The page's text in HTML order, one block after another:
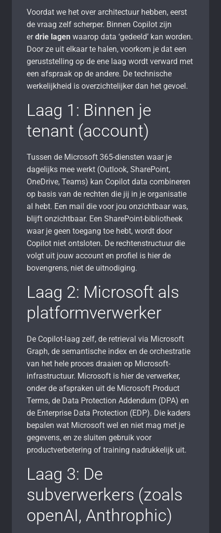
Voordat we het over architectuur hebben, eerst
de vraag zelf scherper. Binnen Copilot zijn
erdrie lagen waarop data ‘gedeeld’ kan worden.
Door ze uit elkaar te halen, voorkom je dat een
geruststelling op de ene laag wordt verward met
een afspraak op de andere. De technische
werkelijkheid is overzichtelijker dan het gevoel.
Laag 1: Binnen je
tenant (account)
Tussen de Microsoft 365-diensten waar je
dagelijks mee werkt (Outlook, SharePoint,
OneDrive, Teams) kan Copilot data combineren
op basis van de rechten die jij in je organisatie
al hebt. Een mail die voor jou onzichtbaar was,
blijft onzichtbaar. Een SharePoint-bibliotheek
waar je geen toegang toe hebt, wordt door
Copilot niet ontsloten. De rechtenstructuur die
volgt uit jouw account en profiel is hier de
bovengrens, niet de uitnodiging.
Laag 2: Microsoft als
platformverwerker
De Copilot-laag zelf, de retrieval via Microsoft
Graph, de semantische index en de orchestratie
van het hele proces draaien op Microsoft-
infrastructuur. Microsoft is hier de verwerker,
onder de afspraken uit de Microsoft Product
Terms, de Data Protection Addendum (DPA) en
de Enterprise Data Protection (EDP). Die kaders
bepalen wat Microsoft wel en niet mag met je
gegevens, en ze sluiten gebruik voor
productverbetering of training nadrukkelijk uit.
Laag 3: De
subverwerkers (zoals
openAI, Anthrophic)